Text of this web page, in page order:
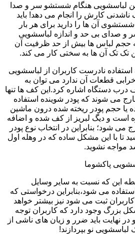
لباسشویی هنگام شستشو سر و صدا
کارش را انجام می دهد! باید
آن ها را دارید برای هر بار
و صدای بی حد و اندازه لباسشویی
حجم لباس ها بیش از حد ظرفیت آن
تک تک آن ها به سختی کار می کند.
استفاده نادرست کاربران از لباسشویی
قطعات آن ندارد می توان به
دستگاه اشاره کرد.این کف ها تنها
می شوند که پودر شوینده استفاده
یا حجم پودر ریخته شده درون ماشین
است و دیگ لبریز از کف شده و اضافه
شود؛ بنابراین در انتخاب نوع پودر
تا با این مشکل ساده که در وهله اول
مواجه نشوید.
پاکشوما
این که نسبت به سایر وسایل
می شود،بنابراین درخواستی که
ثبت می شود نیز بیشتر خواهد
بزرگ وجود دارد که کاربران توجه
نهایت باید ضرر و زیان های ناشی از
نو بپردازند!